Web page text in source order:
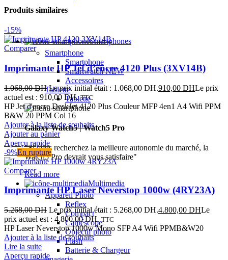
Smartphones
Smartphone
Smartphone
SmartwatchNEW
Accessoires
Tablette
Tablette
Galaxy Watch5 | Watch5 Pro
"Si vous recherchez la meilleure autonomie du marché, la
Watch5 Pro devrait vous satisfaire"
Read more
Multimedia
Appareil Photo
Reflex
Compact
Caméscope
Objectif photo
Flash
Batterie & Chargeur
Produits similaires
-15%
Comparer
Imprimante HP Jet d’encre 4120 Plus (3XV14B)
1.068,00DH Le prix initial était : 1.068,00 DH.910,00 DHLe prix
actuel est : 910,00 DH. TTC
HP Jet d'encre DeskJet 4120 Plus Couleur MFP 4en1 A4 Wifi PPM
B&W 20 PPM Col 16
Ajouter à la liste de souhaits
Ajouter au panier
Aperçu rapide
-9%En rupture
Comparer
Imprimante HP Laser Neverstop 1000w (4RY23A)
5.268,00DH Le prix initial était : 5.268,00 DH.4.800,00 DHLe
prix actuel est : 4.800,00 DH. TTC
HP Laser Neverstop 1000w Mono SFP A4 Wifi PPMB&W20
Ajouter à la liste de souhaits
Lire la suite
Aperçu rapide